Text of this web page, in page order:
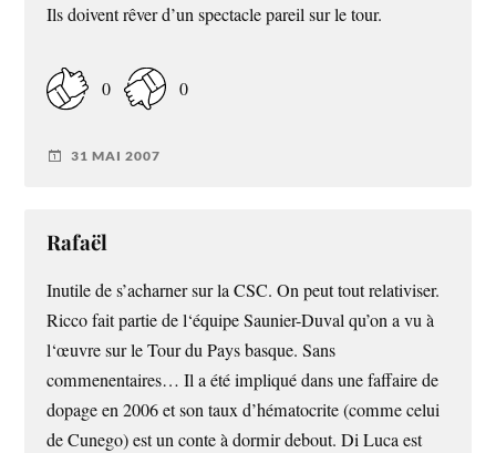
Ils doivent rêver d’un spectacle pareil sur le tour.
0 0
31 MAI 2007
Rafaël
Inutile de s’acharner sur laCSC. On peut tout relativiser.
Ricco fait partie de l‘équipe Saunier-Duval qu’on a vu à
l‘œuvre sur le Tour du Pays basque. Sans
commenentaires… Il a été impliqué dans une faffaire de
dopage en 2006 et son taux d’hématocrite (comme celui
de Cunego) est un conte à dormir debout. Di Luca est